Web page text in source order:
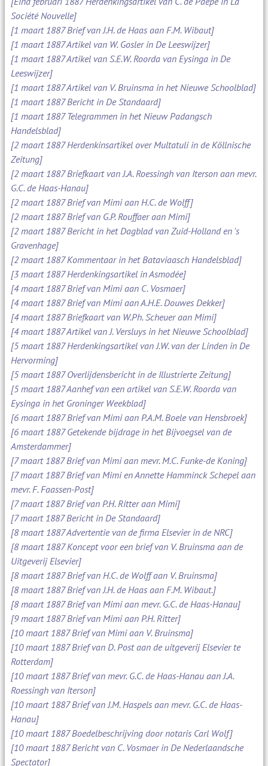
Société Nouvelle]
[1 maart 1887 Brief van J.H. de Haas aan F.M. Wibaut]
[1 maart 1887 Artikel van W. Gosler in De Leeswijzer]
[1 maart 1887 Artikel van S.E.W. Roorda van Eysinga in De
Leeswijzer]
[1 maart 1887 Artikel van V. Bruinsma in het Nieuwe Schoolblad]
[1 maart 1887 Bericht in De Standaard]
[1 maart 1887 Telegrammen in het Nieuw Padangsch
Handelsblad]
[2 maart 1887 Herdenkinsartikel over Multatuli in de Köllnische
Zeitung]
[2 maart 1887 Briefkaart van J.A. Roessingh van Iterson aan mevr.
G.C. de Haas-Hanau]
[2 maart 1887 Brief van Mimi aan H.C. de Wolff]
[2 maart 1887 Brief van G.P. Rouffaer aan Mimi]
[2 maart 1887 Bericht in het Dagblad van Zuid-Holland en 's
Gravenhage]
[2 maart 1887 Kommentaar in het Bataviaasch Handelsblad]
[3 maart 1887 Herdenkingsartikel in Asmodée]
[4 maart 1887 Brief van Mimi aan C. Vosmaer]
[4 maart 1887 Brief van Mimi aan A.H.E. Douwes Dekker]
[4 maart 1887 Briefkaart van W.Ph. Scheuer aan Mimi]
[4 maart 1887 Artikel van J. Versluys in het Nieuwe Schoolblad]
[5 maart 1887 Herdenkingsartikel van J.W. van der Linden in De
Hervorming]
[5 maart 1887 Overlijdensbericht in de Illustrierte Zeitung]
[5 maart 1887 Aanhef van een artikel van S.E.W. Roorda van
Eysinga in het Groninger Weekblad]
[6 maart 1887 Brief van Mimi aan P.A.M. Boele van Hensbroek]
[6 maart 1887 Getekende bijdrage in het Bijvoegsel van de
Amsterdammer]
[7 maart 1887 Brief van Mimi aan mevr. M.C. Funke-de Koning]
[7 maart 1887 Brief van Mimi en Annette Hamminck Schepel aan
mevr. F. Faassen-Post]
[7 maart 1887 Brief van P.H. Ritter aan Mimi]
[7 maart 1887 Bericht in De Standaard]
[8 maart 1887 Advertentie van de firma Elsevier in de NRC]
[8 maart 1887 Koncept voor een brief van V. Bruinsma aan de
Uitgeverij Elsevier]
[8 maart 1887 Brief van H.C. de Wolff aan V. Bruinsma]
[8 maart 1887 Brief van J.H. de Haas aan F.M. Wibaut.]
[8 maart 1887 Brief van Mimi aan mevr. G.C. de Haas-Hanau]
[9 maart 1887 Brief van Mimi aan P.H. Ritter]
[10 maart 1887 Brief van Mimi aan V. Bruinsma]
[10 maart 1887 Brief van D. Post aan de uitgeverij Elsevier te
Rotterdam]
[10 maart 1887 Brief van mevr. G.C. de Haas-Hanau aan J.A.
Roessingh van Iterson]
[10 maart 1887 Brief van J.M. Haspels aan mevr. G.C. de Haas-
Hanau]
[10 maart 1887 Boedelbeschrijving door notaris Carl Wolf]
[10 maart 1887 Bericht van C. Vosmaer in De Nederlaandsche
Spectator]